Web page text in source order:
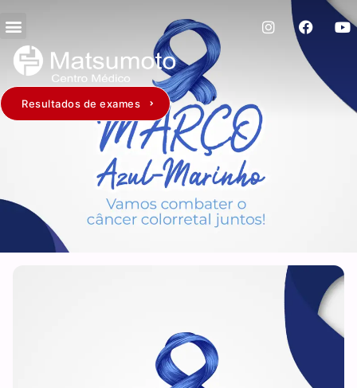
Resultados de exames